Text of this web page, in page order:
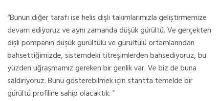
“Bunun diğer tarafı ise helis dişli takımlarımızla geliştirmemize
devam ediyoruz ve aynı zamanda düşük gürültü. Ve gerçekten
dişli pompanın düşük gürültülü ve gürültülü ortamlarından
bahsettiğimizde, sistemdeki titreşimlerden bahsediyoruz, bu
yüzden uğraşmamız gereken bir genlik var. Ve biz de buna
saldırıyoruz. Bunu gösterebilmek için stantta temelde bir
gürültü profiline sahip olacaktık. "